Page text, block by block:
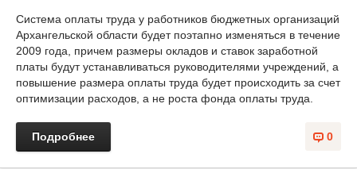
Система оплаты труда у работников бюджетных организаций
Архангельской области будет поэтапно изменяться в течение
2009 года, причем размеры окладов и ставок заработной
платы будут устанавливаться руководителями учреждений, а
повышение размера оплаты труда будет происходить за счет
оптимизации расходов, а не роста фонда оплаты труда.
0
Подробнее